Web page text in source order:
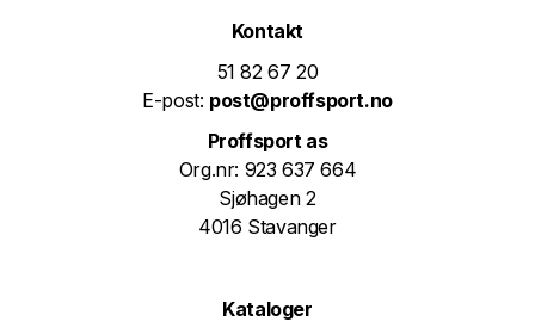
Kontakt
51 82 67 20
E-post: post@proffsport.no
Proffsport as
Org.nr: 923 637 664
Sjøhagen 2
4016 Stavanger
Kataloger